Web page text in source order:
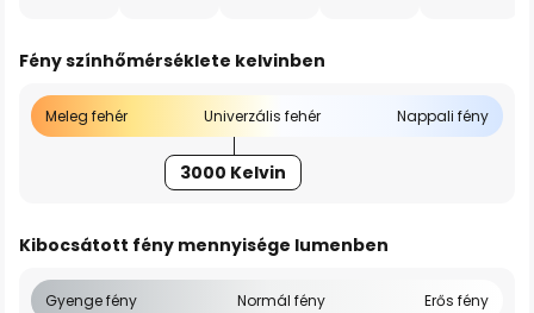
Fény színhőmérséklete kelvinben
Meleg fehér Univerzális fehér Nappali fény
3000 Kelvin
Kibocsátott fény mennyisége lumenben
Gyenge fény Normál fény Erős fény